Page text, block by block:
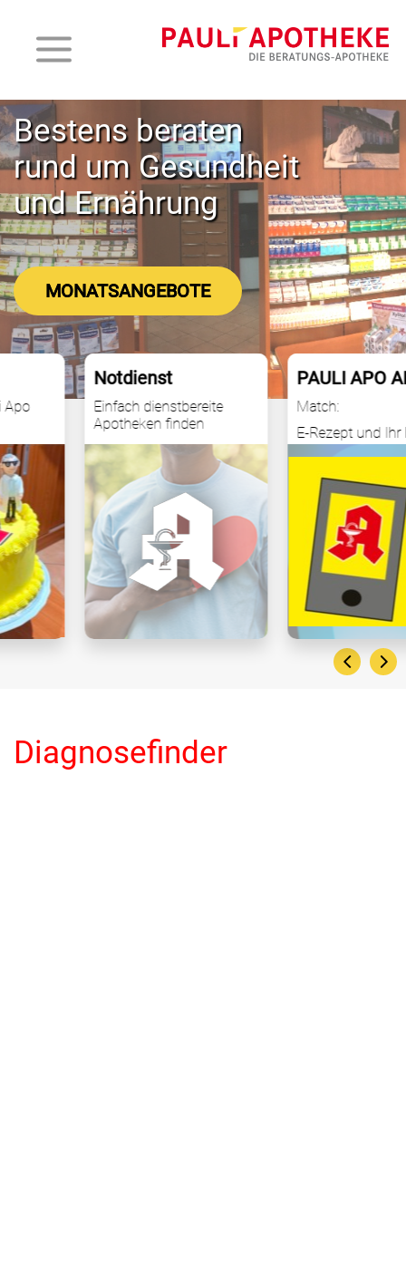
Bestens beraten
rund um Gesundheit
und Ernährung
MONATSANGEBOTE
Notdienst
Einfach dienstbereite
Apotheken finden
PAULI APO APP
E-Rezept und Ihr Handy
Diagnosefinder